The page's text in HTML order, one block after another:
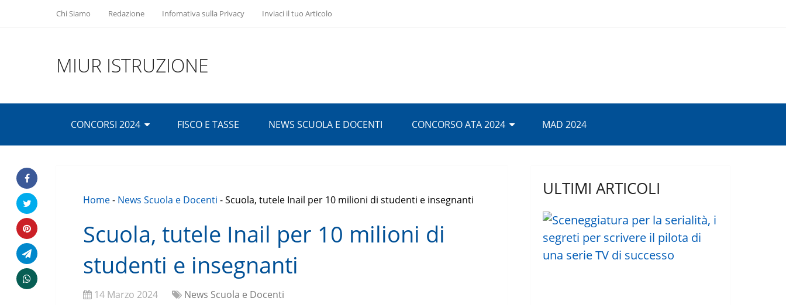
Chi Siamo Redazione Infomativa sulla Privacy Inviaci il tuo Articolo
MIUR ISTRUZIONE
CONCORSI 2024 FISCO E TASSE NEWS SCUOLA E DOCENTI CONCORSO ATA 2024 MAD 2024
Home- News Scuola e Docenti -Scuola, tutele Inail per 10 milioni di studenti e insegnanti
Scuola, tutele Inail per 10 milioni di
studenti e insegnanti
14 Marzo 2024 News Scuola e Docenti
ULTIMI ARTICOLI